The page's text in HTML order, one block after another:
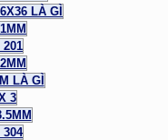
LÀ GÌ
201
LÀ GÌ
3
304